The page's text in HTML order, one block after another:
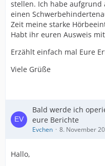
stellen. Ich habe aufgrund
einen
Zeit meine starke
Habt ihr euren Ausweis
Erzählt einfach mal Eure
Viele Grüße
Bald werde ich
eure Berichte
Evchen 8. November
Hallo,